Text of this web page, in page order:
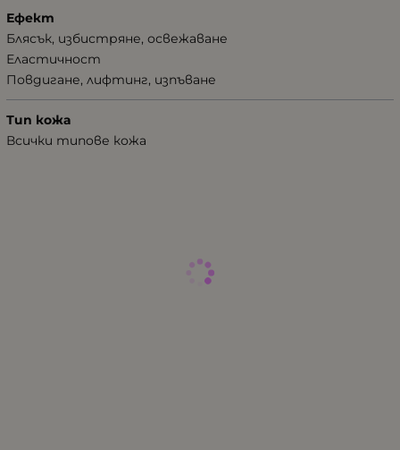
Ефект
Блясък, избистряне, освежаване
Еластичност
Повдигане, лифтинг, изпъване
Тип кожа
Всички типове кожа